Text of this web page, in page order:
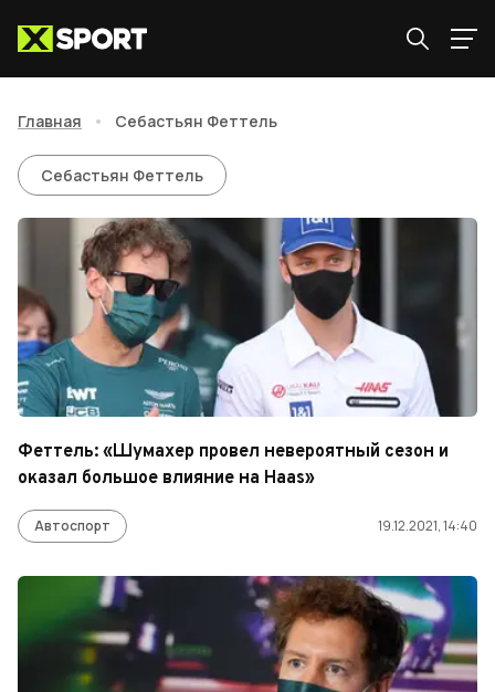
Главная • Себастьян Феттель
Себастьян Феттель
Себастьян Феттель
Феттель: «Шумахер провел невероятный сезон и
оказал большое влияние на Haas»
Автоспорт 19.12.2021, 14:40